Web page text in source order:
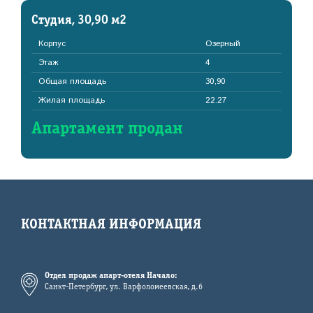
Студия, 30,90 м2
Корпус
Озерный
Этаж
4
Общая площадь
30,90
Жилая площадь
22.27
Апартамент продан
КОНТАКТНАЯ ИНФОРМАЦИЯ
Отдел продаж апарт-отеля Начало:
Санкт-Петербург, ул. Варфоломеевская, д.6